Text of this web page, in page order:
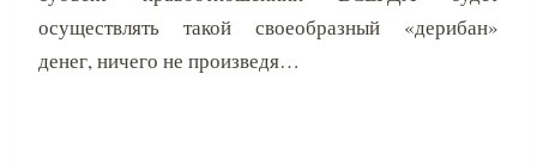
осуществлять такой своеобразный «дерибан»
денег, ничего не произведя…